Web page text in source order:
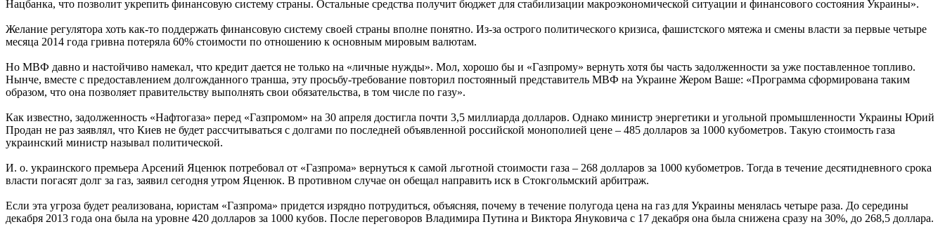
Нацбанка, что позволит укрепить финансовую систему страны. Остальные средства получит бюджет для стабилизации макроэкономической ситуации и финансового состояния Украины».
Желание регулятора хоть как-то поддержать финансовую систему своей страны вполне понятно. Из-за острого политического кризиса, фашистского мятежа и смены власти за первые четыре
месяца 2014 года гривна потеряла 60% стоимости по отношению к основным мировым валютам.
Но МВФ давно и настойчиво намекал, что кредит дается не только на «личные нужды». Мол, хорошо бы и «Газпрому» вернуть хотя бы часть задолженности за уже поставленное топливо.
Нынче, вместе с предоставлением долгожданного транша, эту просьбу-требование повторил постоянный представитель МВФ на Украине Жером Ваше: «Программа сформирована таким
образом, что она позволяет правительству выполнять свои обязательства, в том числе по газу».
Как известно, задолженность «Нафтогаза» перед «Газпромом» на 30 апреля достигла почти 3,5 миллиарда долларов. Однако министр энергетики и угольной промышленности Украины Юрий
Продан не раз заявлял, что Киев не будет рассчитываться с долгами по последней объявленной российской монополией цене – 485 долларов за 1000 кубометров. Такую стоимость газа
украинский министр называл политической.
И. о. украинского премьера Арсений Яценюк потребовал от «Газпрома» вернуться к самой льготной стоимости газа – 268 долларов за 1000 кубометров. Тогда в течение десятидневного срока
власти погасят долг за газ, заявил сегодня утром Яценюк. В противном случае он обещал направить иск в Стокгольмский арбитраж.
Если эта угроза будет реализована, юристам «Газпрома» придется изрядно потрудиться, объясняя, почему в течение полугода цена на газ для Украины менялась четыре раза. До середины
декабря 2013 года она была на уровне 420 долларов за 1000 кубов. После переговоров Владимира Путина и Виктора Януковича с 17 декабря она была снижена сразу на 30%, до 268,5 доллара.